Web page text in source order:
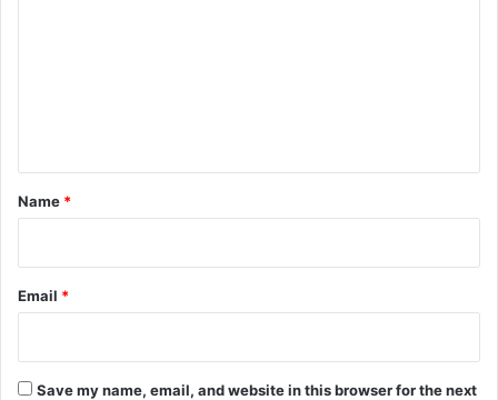
*
Name *
Email *
Save my name, email, and website in this browser for the next